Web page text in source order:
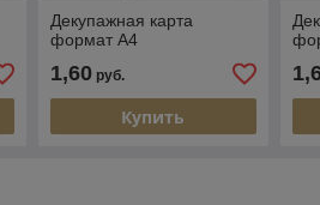
Декупажная карта
формат А4
1,60руб.
Купить